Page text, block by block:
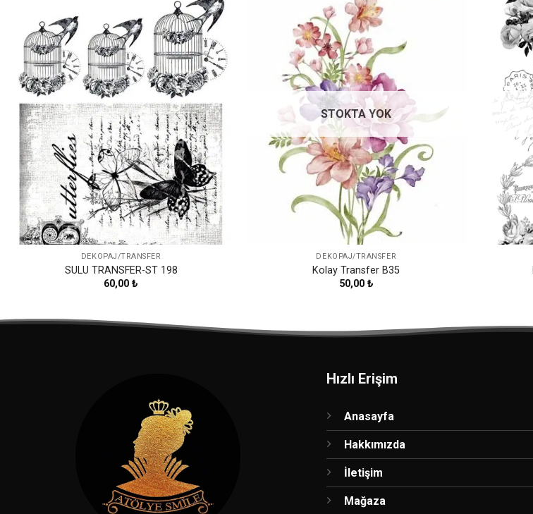
Favorilerime
Ekle
DEKOPAJ/TRANSFER
SULU TRANSFER-ST 198
60,00₺
STOKTA YOK
DEKOPAJ/TRANSFER
Kolay Transfer B35
50,00 ₺
Hızlı Erişim
Anasayfa
Hakkımızda
İletişim
Mağaza